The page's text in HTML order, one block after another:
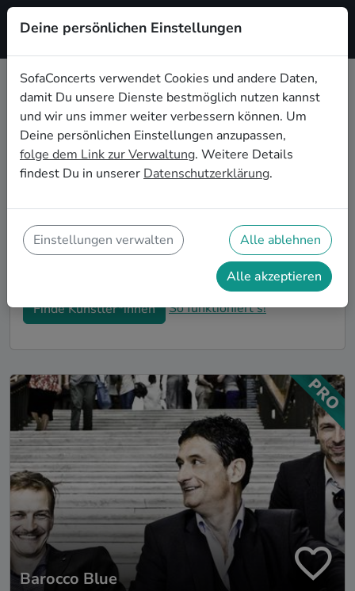
Registrieren
Jazz Musiker*innen für die
Firmenweihnachtsfeier in Rostock
Bucht professionelle Jazz Bands und Musiker*innen
für eure Firmen-Weihnachtsfeier in Rostock. Live-
einem unvergesslichen Highlight! Auf SofaConcerts
findet ihr authentische Jazz Sänger*innen und Bands,
die genau zu eurer Betriebsweihnachtsfeier in
Finde Künstler*innen So funktioniert's!
Barocco Blue
Deine persönlichen Einstellungen
SofaConcerts verwendet Cookies und andere Daten,
damit Du unsere Dienste bestmöglich nutzen kannst
und wir uns immer weiter verbessern können. Um
Deine persönlichen Einstellungen anzupassen,
folge dem Link zur Verwaltung. Weitere Details
findest Du in unserer Datenschutzerklärung.
Einstellungen verwalten Alle ablehnen
Alle akzeptieren